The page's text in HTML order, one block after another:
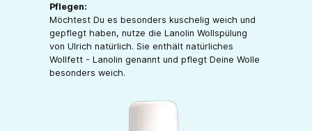
Pflegen:
Möchtest Du es besonders kuschelig weich und
gepflegt haben, nutze die Lanolin Wollspülung
von Ulrich natürlich. Sie enthält natürliches
Wollfett - Lanolin genannt und pflegt Deine Wolle
besonders weich.